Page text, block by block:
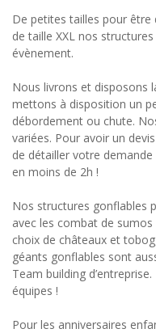
De petites tailles pour
de taille XXL nos
évènement.
Nous livrons et disposons
mettons à disposition un
débordement ou chute.
variées. Pour avoir un
de détailler votre
en moins de 2h !
Nos structures gonflables
avec les combat de
choix de châteaux et
géants gonflables sont
Team building
équipes !
Pour les anniversaires